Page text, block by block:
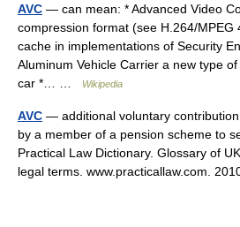
AVC — can mean: * Advanced Video
compression format (see H.264/MPEG
cache in implementations of Security
Aluminum Vehicle Carrier a new type
car *… …
Wikipedia
AVC — additional voluntary contribution
by a member of a pension scheme to
Practical Law Dictionary. Glossary of
legal terms. www.practicallaw.com.